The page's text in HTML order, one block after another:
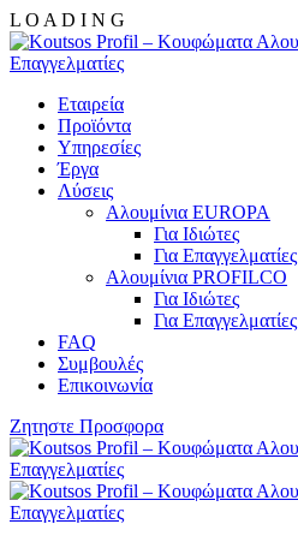
L O A D I N G
Εταιρεία
Προϊόντα
Υπηρεσίες
Έργα
Λύσεις
Αλουμίνια EUROPA
Για Ιδιώτες
Για Επαγγελματίες
Αλουμίνια PROFILCO
Για Ιδιώτες
Για Επαγγελματίες
FAQ
Συμβουλές
Επικοινωνία
Ζητηστε Προσφορα